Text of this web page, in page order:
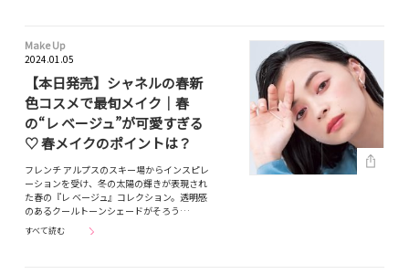
Make Up
2024.01.05
【本日発売】シャネルの春新
色コスメで最旬メイク｜春
の“レ ベージュ”が可愛すぎる
♡ 春メイクのポイントは？
フレンチ アルプスのスキー場からインスピレ
ーションを受け、冬の太陽の輝きが表現され
た春の『レ ベージュ』コレクション。透明感
のあるクールトーンシェードがそろう…
すべて読む